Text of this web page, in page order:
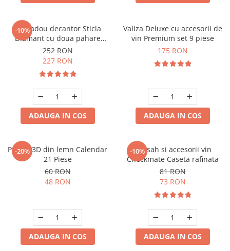
-10%
Set cadou decantor Sticla
Diamant cu doua pahare
Deluxe
252 RON
227 RON
ADAUGA IN COS
Valiza Deluxe cu accesorii de
vin Premium set 9 piese
175 RON
ADAUGA IN COS
-20%
Puzzle 3D din lemn Calendar
21 Piese
60 RON
48 RON
ADAUGA IN COS
-10%
Set sah si accesorii vin
Checkmate Caseta rafinata
81 RON
73 RON
ADAUGA IN COS